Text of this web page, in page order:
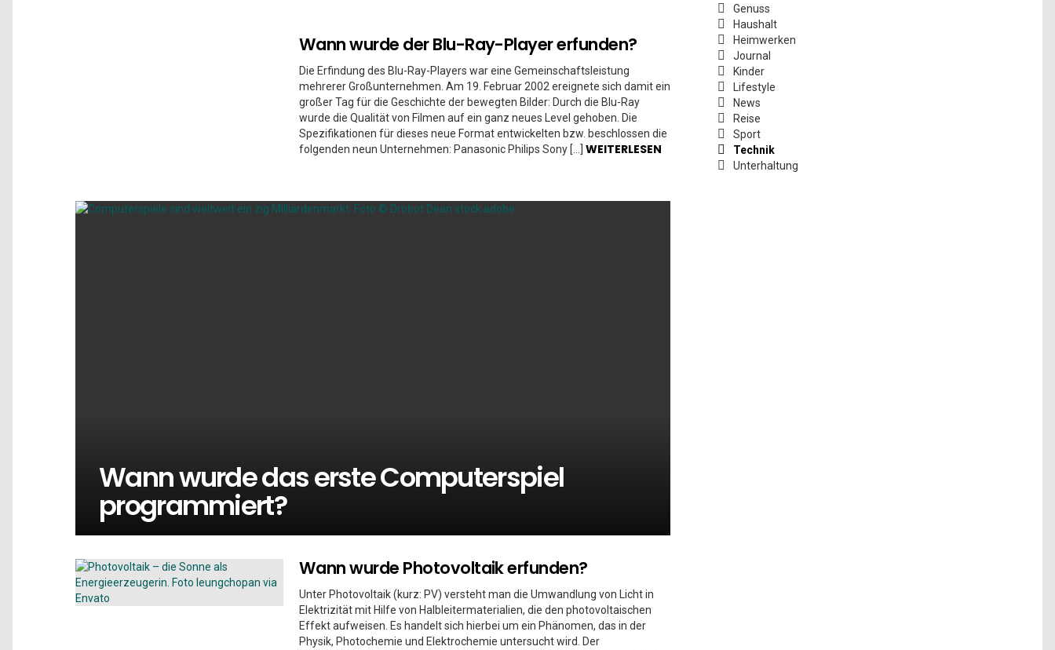
Wann wurde der Blu-Ray-Player erfunden?
Die Erfindung des Blu-Ray-Players war eine Gemeinschaftsleistung
mehrerer Großunternehmen. Am 19. Februar 2002 ereignete sich damit ein
großer Tag für die Geschichte der bewegten Bilder: Durch die Blu-Ray
wurde die Qualität von Filmen auf ein ganz neues Level gehoben. Die
Spezifikationen für dieses neue Format entwickelten bzw. beschlossen die
folgenden neun Unternehmen: Panasonic Philips Sony […] WEITERLESEN
Wann wurde das erste Computerspiel
programmiert?
Wann wurde Photovoltaik erfunden?
Unter Photovoltaik (kurz: PV) versteht man die Umwandlung von Licht in
Elektrizität mit Hilfe von Halbleitermaterialien, die den photovoltaischen
Effekt aufweisen. Es handelt sich hierbei um ein Phänomen, das in der
Physik, Photochemie und Elektrochemie untersucht wird. Der
Genuss
Haushalt
Heimwerken
Journal
Kinder
Lifestyle
News
Reise
Sport
Technik
Unterhaltung